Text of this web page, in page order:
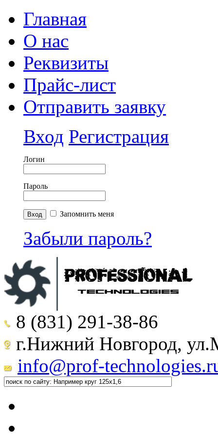
Главная
О нас
Реквизиты
Прайс-лист
Отправить заявку
Вход Регистрация
Логин
Пароль
Запомнить меня
Забыли пароль?
8 (831) 291-38-86
г.Нижний Новгород,
info@prof-